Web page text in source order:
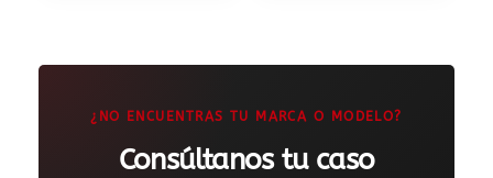
¿NO ENCUENTRAS TU MARCA O MODELO?
Consúltanos tu caso